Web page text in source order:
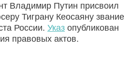
Владимир Путин присвоил
Тиграну Кеосаяну звание
России. Указ опубликован
правовых актов.